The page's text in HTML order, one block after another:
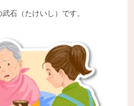
石（たけいし）です。